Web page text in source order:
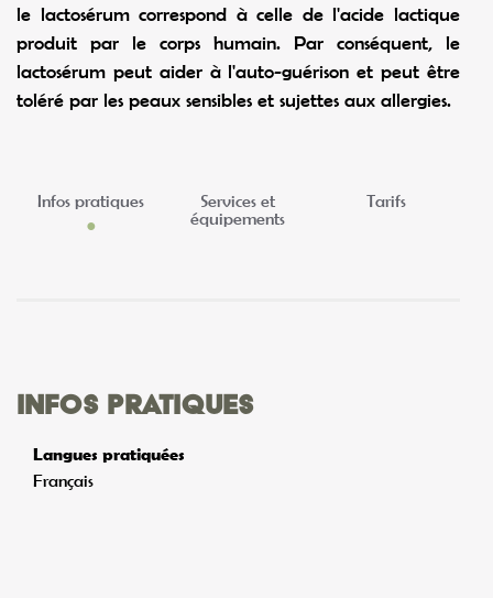
le lactosérum correspond à celle de l'acide lactique
produit par le corps humain. Par conséquent, le
lactosérum peut aider à l'auto-guérison et peut être
toléré par les peaux sensibles et sujettes aux allergies.
Infos pratiques
Services et
équipements
Tarifs
Infos pratiques
Langues pratiquées
Français